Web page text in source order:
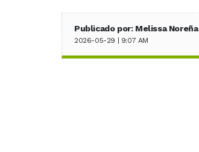
Publicado por: Melissa Noreña
2026-05-29 | 9:07 AM